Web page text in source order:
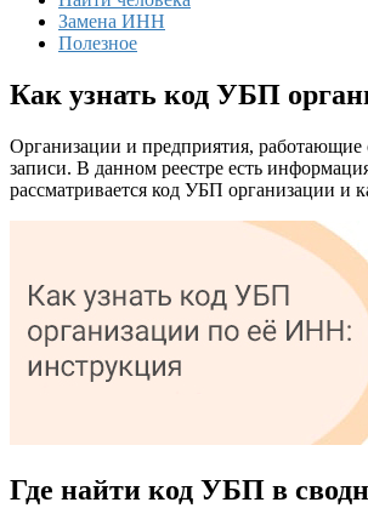
Замена ИНН
Полезное
Как узнать код УБП
Организации и предприятия,
записи. В данном реестре есть
рассматривается код УБП организации и
Где найти код УБП в